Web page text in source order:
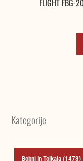
FLIGHT
Kategorije
Bobni In Tolkala (1473)